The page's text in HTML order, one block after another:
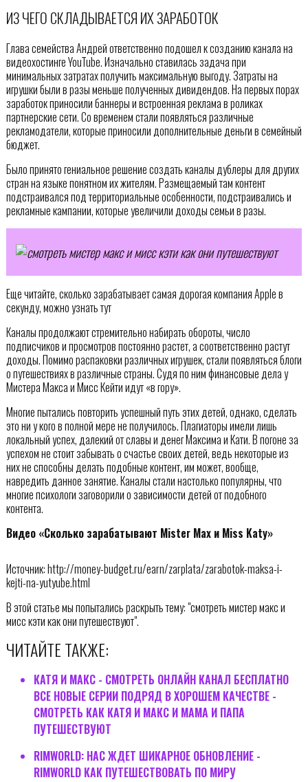
ИЗ ЧЕГО СКЛАДЫВАЕТСЯ ИХ ЗАРАБОТОК
Глава семейства Андрей ответственно подошел к созданию канала на
видеохостинге YouTube. Изначально ставилась задача при
минимальных затратах получить максимальную выгоду. Затраты на
игрушки были в разы меньше полученных дивидендов. На первых порах
заработок приносили баннеры и встроенная реклама в роликах
партнерские сети. Со временем стали появляться различные
рекламодатели, которые приносили дополнительные деньги в семейный
бюджет.
Было принято гениальное решение создать каналы дублеры для других
стран на языке понятном их жителям. Размещаемый там контент
подстраивался под территориальные особенности, подстраивались и
рекламные кампании, которые увеличили доходы семьи в разы.
Еще читайте, сколько зарабатывает самая дорогая компания Apple в
секунду, можно узнать тут
Каналы продолжают стремительно набирать обороты, число
подписчиков и просмотров постоянно растет, а соответственно растут
доходы. Помимо распаковки различных игрушек, стали появляться блоги
о путешествиях в различные страны. Судя по ним финансовые дела у
Мистера Макса и Мисс Кейти идут «в гору».
Многие пытались повторить успешный путь этих детей, однако, сделать
это ни у кого в полной мере не получилось. Плагиаторы имели лишь
локальный успех, далекий от славы и денег Максима и Кати. В погоне за
успехом не стоит забывать о счастье своих детей, ведь некоторые из
них не способны делать подобные контент, им может, вообще,
навредить данное занятие. Каналы стали настолько популярны, что
многие психологи заговорили о зависимости детей от подобного
контента.
Видео «Сколько зарабатывают Mister Max и Miss Katy»
Источник: http://money-budget.ru/earn/zarplata/zarabotok-maksa-i-
kejti-na-yutyube.html
В этой статье мы попытались раскрыть тему: "смотреть мистер макс и
мисс кэти как они путешествуют".
ЧИТАЙТЕ ТАКЖЕ:
КАТЯ И МАКС - СМОТРЕТЬ ОНЛАЙН КАНАЛ БЕСПЛАТНО
ВСЕ НОВЫЕ СЕРИИ ПОДРЯД В ХОРОШЕМ КАЧЕСТВЕ -
СМОТРЕТЬ КАК КАТЯ И МАКС И МАМА И ПАПА
ПУТЕШЕСТВУЮТ
RIMWORLD: НАС ЖДЕТ ШИКАРНОЕ ОБНОВЛЕНИЕ -
RIMWORLD КАК ПУТЕШЕСТВОВАТЬ ПО МИРУ